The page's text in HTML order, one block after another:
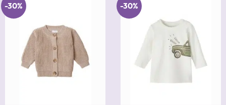
-30% -30%